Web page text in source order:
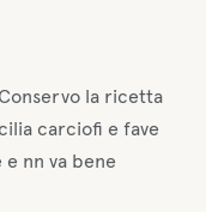
la ricetta
carciofi e fave
nn va bene